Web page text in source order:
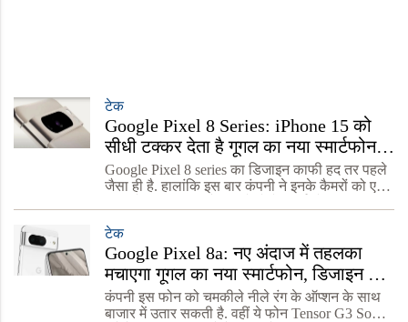
टेक
Google Pixel 8 Series: iPhone 15 को
सीधी टक्कर देता है गूगल का नया स्मार्टफोन,
डिजाइन और फीचर्स बेहद जबरदस्त
Google Pixel 8 series का डिजाइन काफी हद तर पहले
जैसा ही है. हालांकि इस बार कंपनी ने इनके कैमरों को एक
टेक
Google Pixel 8a: नए अंदाज में तहलका
मचाएगा गूगल का नया स्मार्टफोन, डिजाइन देख
दे बैठेंगे दिल, जानें डिटेल्स
कंपनी इस फोन को चमकीले नीले रंग के ऑप्शन के साथ
बाजार में उतार सकती है. वहीं ये फोन Tensor G3 SoC